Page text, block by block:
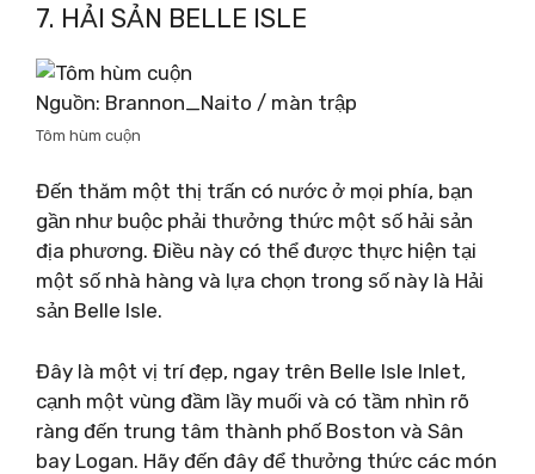
7. HẢI SẢN BELLE ISLE
Nguồn: Brannon_Naito / màn trập
Tôm hùm cuộn
Đến thăm một thị trấn có nước ở mọi phía, bạn
gần như buộc phải thưởng thức một số hải sản
địa phương. Điều này có thể được thực hiện tại
một số nhà hàng và lựa chọn trong số này là Hải
sản Belle Isle.
Đây là một vị trí đẹp, ngay trên Belle Isle Inlet,
cạnh một vùng đầm lầy muối và có tầm nhìn rõ
ràng đến trung tâm thành phố Boston và Sân
bay Logan. Hãy đến đây để thưởng thức các món